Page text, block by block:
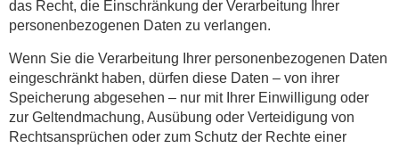
das Recht, die Einschränkung der Verarbeitung Ihrer
personenbezogenen Daten zu verlangen.
Wenn Sie die Verarbeitung Ihrer personenbezogenen Daten
eingeschränkt haben, dürfen diese Daten – von ihrer
Speicherung abgesehen – nur mit Ihrer Einwilligung oder
zur Geltendmachung, Ausübung oder Verteidigung von
Rechtsansprüchen oder zum Schutz der Rechte einer